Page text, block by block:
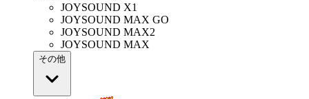
JOYSOUND X1
JOYSOUND MAX GO
JOYSOUND MAX2
JOYSOUND MAX
その他